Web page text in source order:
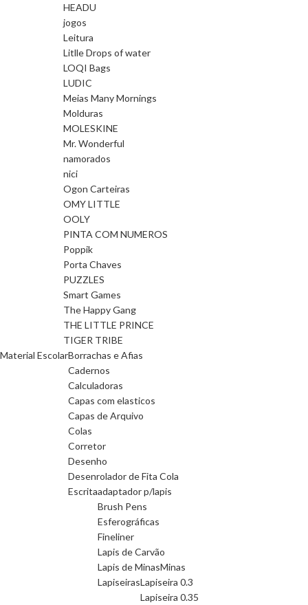
HEADU
jogos
Leitura
Litlle Drops of water
LOQI Bags
LUDIC
Meias Many Mornings
Molduras
MOLESKINE
Mr. Wonderful
namorados
nici
Ogon Carteiras
OMY LITTLE
OOLY
PINTA COM NUMEROS
Poppik
Porta Chaves
PUZZLES
Smart Games
The Happy Gang
THE LITTLE PRINCE
TIGER TRIBE
Material EscolarBorrachas e Afias
Cadernos
Calculadoras
Capas com elasticos
Capas de Arquivo
Colas
Corretor
Desenho
Desenrolador de Fita Cola
Escritaadaptador p/lapis
Brush Pens
Esferográficas
Fineliner
Lapis de Carvão
Lapis de MinasMinas
LapiseirasLapiseira 0.3
Lapiseira 0.35